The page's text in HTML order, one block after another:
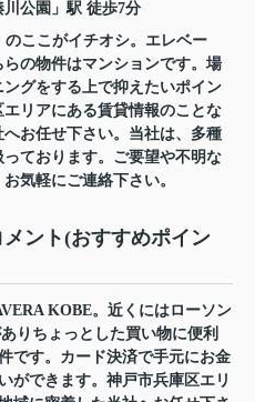
川公園 」駅 徒歩7分
のここがイチオシ。エレベー
の物件はマンションです。場
グをする上で抑えたいポイン
エリアにある賃貸情報のことな
お任せ下さい。当社は、多種
ております。ご要望や不明な
気軽にご連絡下さい。
ント(おすすめポイン
KOBE。近くにはローソン
りちょっとした買い物に便利
です。カード決済で手元にお金
ができます。神戸市兵庫区エリ